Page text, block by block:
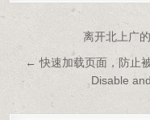
文章导航离开北上广
← 快速加载页面，防止
Disable